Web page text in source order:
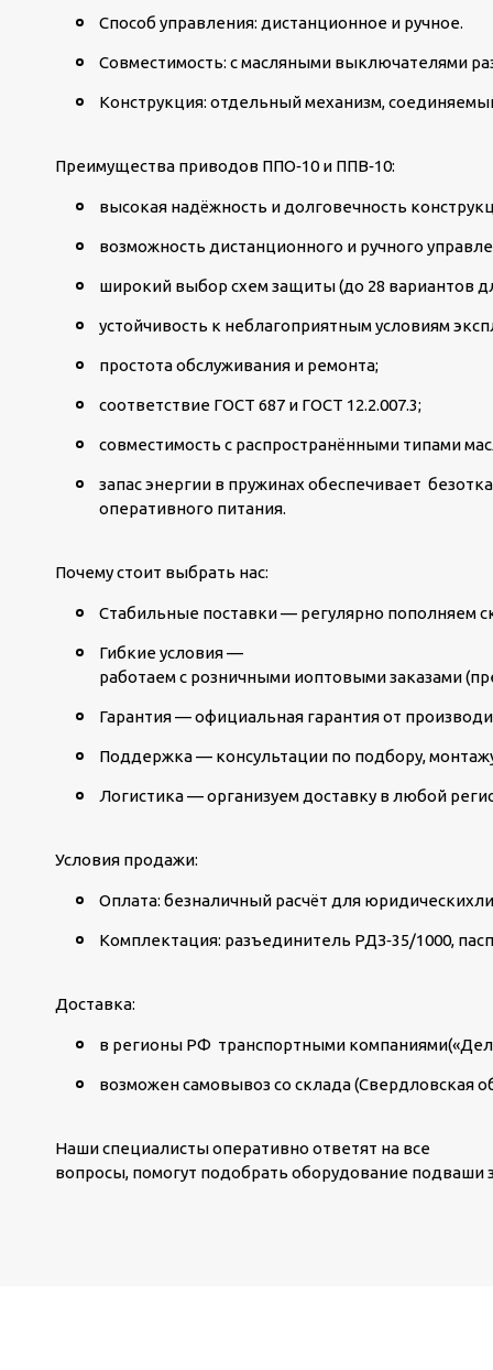
Способ управления: дистанционное и ручное.
Совместимость: с масляными выключателями
Конструкция: отдельный механизм,
Преимущества приводов ППО‑10 и ППВ‑10:
высокая надёжность и долговечность
возможность дистанционного и ручного
широкий выбор схем защиты (до 28 вариантов
устойчивость к неблагоприятным условиям
простота обслуживания и ремонта;
соответствие ГОСТ 687 и ГОСТ 12.2.007.3;
совместимость с распространёнными типами
запас энергии в пружинах обеспечивает
оперативного питания.
Почему стоит выбрать нас:
Стабильные поставки — регулярно пополняем
Гибкие условия —
работаем с розничными иоптовыми заказами
Гарантия — официальная гарантия от
Поддержка — консультации по подбору,
Логистика — организуем доставку в любой
Условия продажи:
Оплата: безналичный расчёт для
Комплектация: разъединитель РДЗ‑35/1000,
Доставка:
в регионы РФ транспортными
возможен самовывоз со склада (Свердловская
Наши специалисты оперативно ответят на все
вопросы, помогут подобрать оборудование подваши